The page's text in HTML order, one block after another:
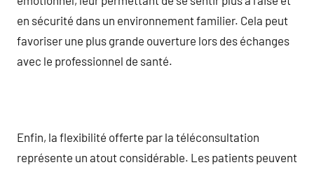
en sécurité dans un environnement familier. Cela peut
favoriser une plus grande ouverture lors des échanges
avec le professionnel de santé.
Enfin, la flexibilité offerte par la téléconsultation
représente un atout considérable. Les patients peuvent